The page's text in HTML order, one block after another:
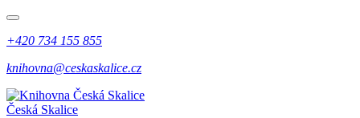
+420 734 155 855
knihovna@ceskaskalice.cz
Česká Skalice